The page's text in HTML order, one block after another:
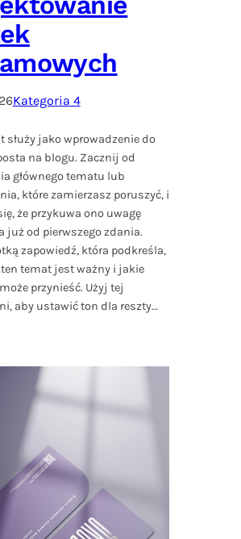
Kategoria 4
służy jako wprowadzenie do
na blogu. Zacznij od
głównego tematu lub
które zamierzasz poruszyć, i
że przykuwa ono uwagę
już od pierwszego zdania.
zapowiedź, która podkreśla,
temat jest ważny i jakie
przynieść. Użyj tej
aby ustawić ton dla reszty…